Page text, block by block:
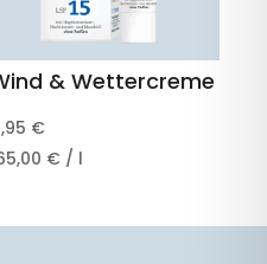
& Wettercreme
€
€ / l